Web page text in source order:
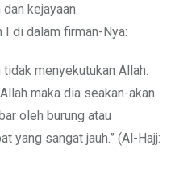
kejayaan
di dalam firman-Nya:
menyekutukan Allah.
maka dia seakan-akan
oleh burung atau
yang sangat jauh.” (Al-Hajj: